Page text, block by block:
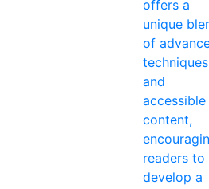
offers a
unique
of
techniques
and
accessible
content,
readers to
develop a